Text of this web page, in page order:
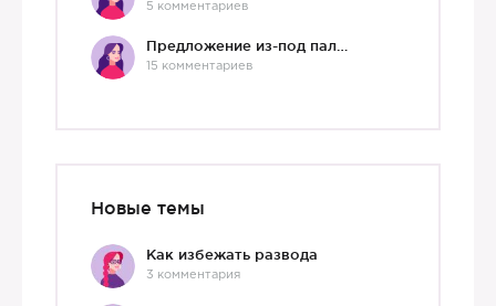
5 комментариев
15 комментариев
Новые темы
Как избежать развода
3 комментария